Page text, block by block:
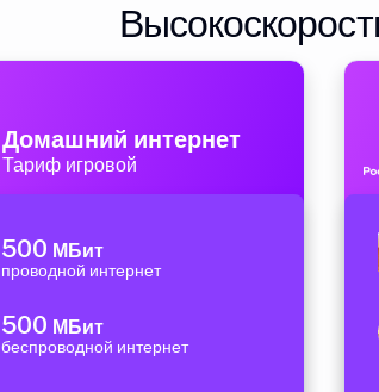
Домашний интернет
Тариф игровой
500 МБит
проводной интернет
500 МБит
беспроводной интернет